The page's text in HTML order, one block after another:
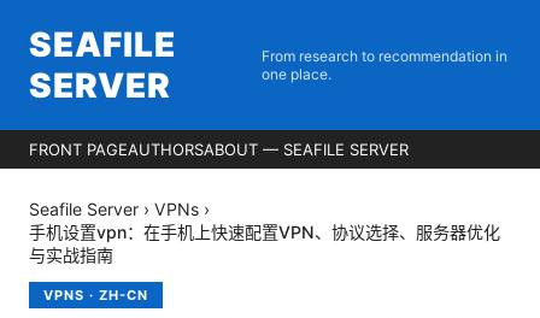
SEAFILE
SERVER
From research to recommendation in
one place.
FRONT PAGEAUTHORSABOUT — SEAFILE SERVER
Seafile Server › VPNs ›
手机设置vpn：在手机上快速配置VPN、协议选择、服务器优化
与实战指南
VPNS · ZH-CN